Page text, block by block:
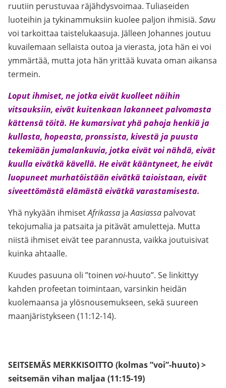
ruutiin perustuvaa räjähdysvoimaa. Tuliaseiden
luoteihin ja tykinammuksiin kuolee paljon ihmisiä. Savu
voi tarkoittaa taistelukaasuja. Jälleen Johannes joutuu
kuvailemaan sellaista outoa ja vierasta, jota hän ei voi
ymmärtää, mutta jota hän yrittää kuvata oman aikansa
termein.
Loput ihmiset, ne jotka eivät kuolleet näihin
vitsauksiin, eivät kuitenkaan lakanneet palvomasta
kättensä töitä. He kumarsivat yhä pahoja henkiä ja
kullasta, hopeasta, pronssista, kivestä ja puusta
tekemiään jumalankuvia, jotka eivät voi nähdä, eivät
kuulla eivätkä kävellä. He eivät kääntyneet, he eivät
luopuneet murhatöistään eivätkä taioistaan, eivät
siveettömästä elämästä eivätkä varastamisesta.
Yhä nykyään ihmisetAfrikassa jaAasiassa palvovat
tekojumalia ja patsaita ja pitävät amuletteja. Mutta
niistä ihmiset eivät tee parannusta, vaikka joutuisivat
kuinka ahtaalle.
Kuudes pasuuna oli ”toinen voi-huuto”. Se linkittyy
kahden profeetan toimintaan, varsinkin heidän
kuolemaansa ja ylösnousemukseen, sekä suureen
maanjäristykseen (11:12-14).
SEITSEMÄS MERKKISOITTO (kolmas ”voi”-huuto) >
seitsemän vihan maljaa (11:15-19)